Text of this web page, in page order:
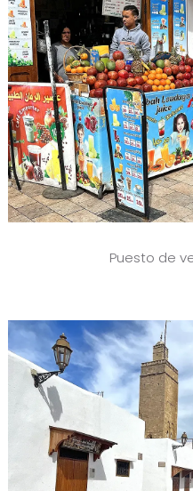
Puesto de